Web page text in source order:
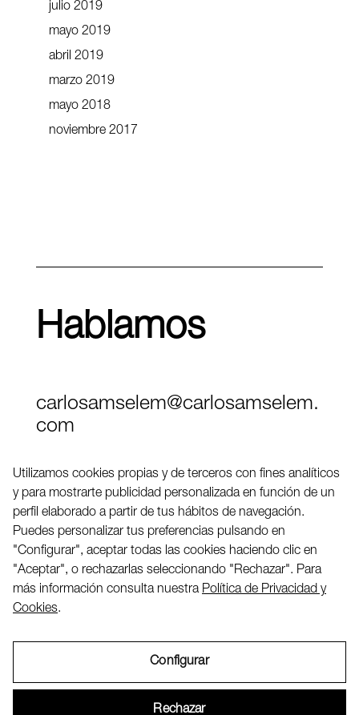
julio 2019
mayo 2019
abril 2019
marzo 2019
mayo 2018
noviembre 2017
Hablamos
carlosamselem@carlosamselem.
com
Twitter
LinkedIN
2026 ©
Utilizamos cookies propias y de terceros con fines analíticos
y para mostrarte publicidad personalizada en función de un
perfil elaborado a partir de tus hábitos de navegación.
Puedes personalizar tus preferencias pulsando en
"Configurar", aceptar todas las cookies haciendo clic en
"Aceptar", o rechazarlas seleccionando "Rechazar". Para
más información consulta nuestra Política de Privacidad y
Cookies.
Configurar
Rechazar